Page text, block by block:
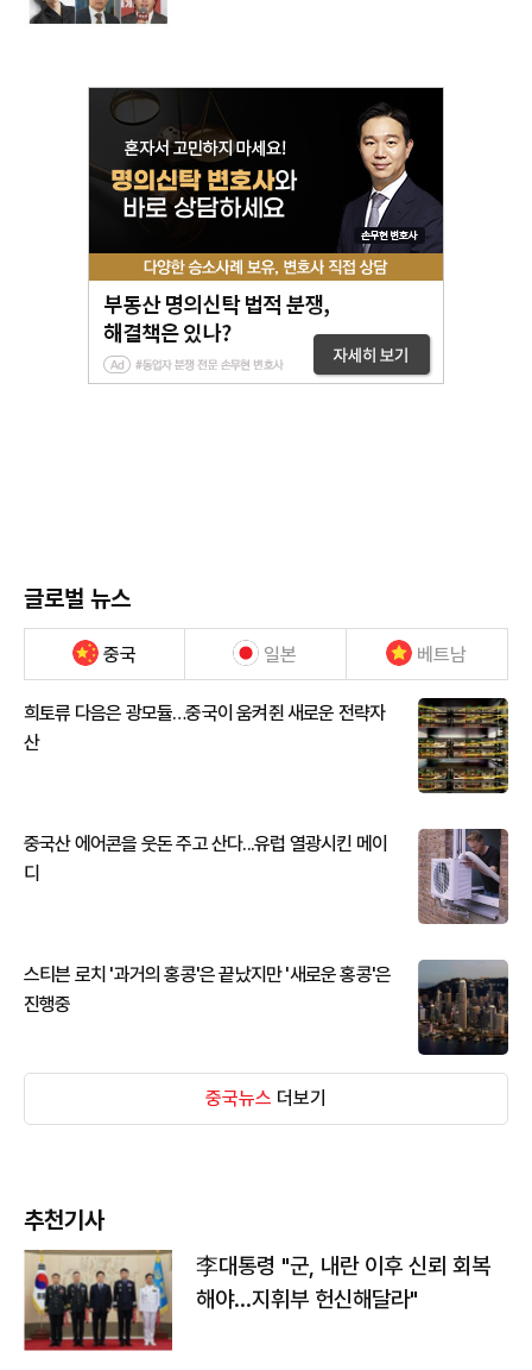
글로벌 뉴스
중국 일본 베트남
희토류 다음은 광모듈…중국이 움켜쥔 새로운 전략자
산
중국산 에어콘을 웃돈 주고 산다...유럽 열광시킨 메이
디
스티븐 로치 '과거의 홍콩'은 끝났지만 '새로운 홍콩'은
진행중
중국뉴스 더보기
추천기사
李대통령 "군, 내란 이후 신뢰 회복
해야…지휘부 헌신해달라"